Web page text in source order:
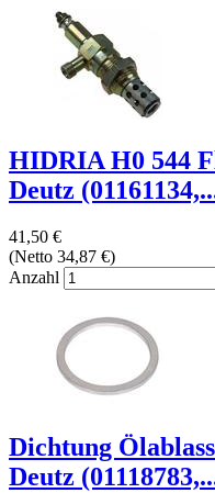
HIDRIA H0 544
Deutz
41,50 €
(Netto 34,87 €)
Anzahl
Dichtung
Deutz